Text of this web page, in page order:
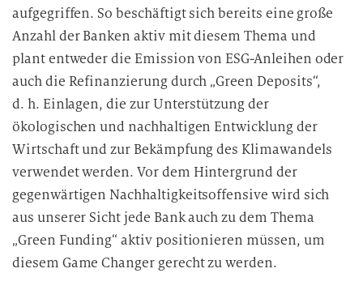
aufgegriffen. So beschäftigt sich bereits eine große
Anzahl der Banken aktiv mit diesem Thema und
plant entweder die Emission von ESG-Anleihen oder
auch die Refinanzierung durch „Green Deposits“,
d. h. Einlagen, die zur Unterstützung der
ökologischen und nachhaltigen Entwicklung der
Wirtschaft und zur Bekämpfung des Klimawandels
verwendet werden. Vor dem Hintergrund der
gegenwärtigen Nachhaltigkeitsoffensive wird sich
aus unserer Sicht jede Bank auch zu dem Thema
„Green Funding“ aktiv positionieren müssen, um
diesem Game Changer gerecht zu werden.